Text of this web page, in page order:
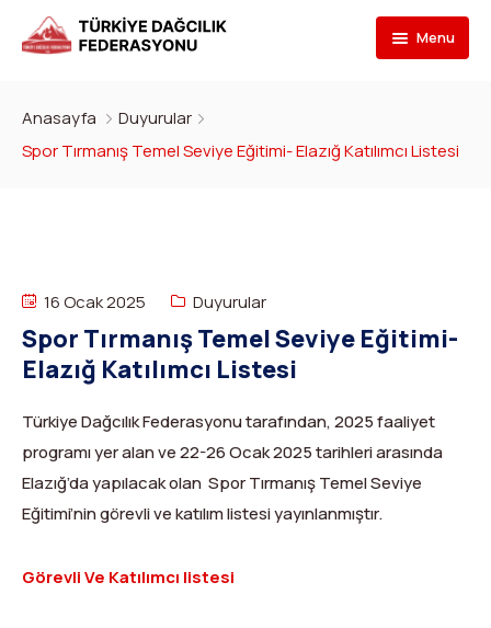
Menu
İletişim
Başkan
Yönetim Kurulu
İl Temsilcileri
Dağ Evi
Branşlar
Para Tırmanış
Dağ Kayağı
Kanyoning
Yüksek Dağ Koşusu
Haber Yayınlama Prosedürü
Kulüp Eğitim Başvuruları ve Uygulama Adımları
Faaliyet Programı
Formlar
Türkiye ‘nin Dağları
Tırmanış Raporları
Başvur
Görevli Başvurusu
Kimlik Başvurusu
DYS Şifre
DYS İlk Giriş ve Şifre (Sporcu, Antrenör, Hakem vb.)
DYS Şifre Başvuru Formu (Sadece Kulüp Yetkilileri)
Anasayfa
Duyurular
Spor Tırmanış Temel Seviye Eğitimi- Elazığ Katılımcı Listesi
16 Ocak 2025 Duyurular
Spor Tırmanış Temel Seviye Eğitimi-
Elazığ Katılımcı Listesi
Türkiye Dağcılık Federasyonu tarafından, 2025 faaliyet
programı yer alan ve 22-26 Ocak 2025 tarihleri ​​arasında
Elazığ’da yapılacak olan Spor Tırmanış Temel Seviye
Eğitimi’nin görevli ve katılım listesi yayınlanmıştır.
Görevli Ve Katılımcı listesi